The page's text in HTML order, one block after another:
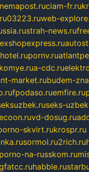
ciam-fr.ru
03223.ruweb-
strah-news.ru
pornv.ru
a-cdc.ru
market.rubudem-
fpodaso.ruemfire.ru
seks-
vd-dosug.ru
skvirt.rukrospr.ru
sormol.ru2rich.ru
porno-na-russkom.ru
habble.ru